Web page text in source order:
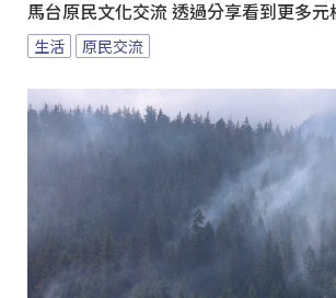
馬台原民文化交流 透過分享看到更多元
生活 原民交流